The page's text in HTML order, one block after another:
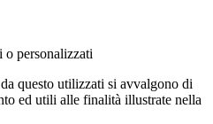
personalizzati
questo utilizzati si avvalgono di
ed utili alle finalità illustrate nella